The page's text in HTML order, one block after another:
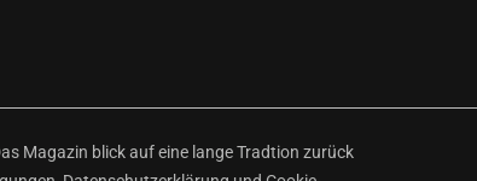
Magazin blick auf eine lange Tradtion zurück